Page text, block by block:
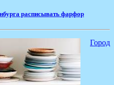
расписывать фарфор
Город